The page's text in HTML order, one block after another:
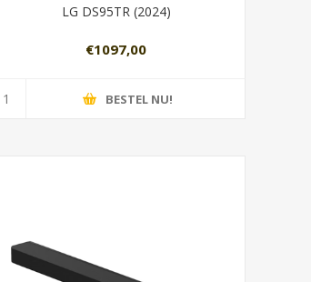
LG DS95TR (2024)
€1097,00
BESTEL NU!